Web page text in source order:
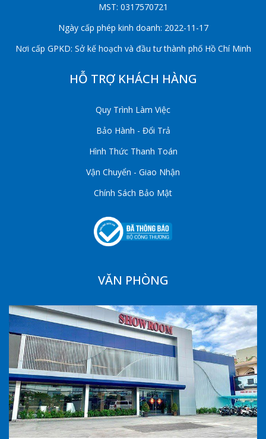
MST: 0317570721
Ngày cấp phép kinh doanh: 2022-11-17
Nơi cấp GPKD: Sở kế hoạch và đầu tư thành phố Hồ Chí Minh
HỖ TRỢ KHÁCH HÀNG
Quy Trình Làm Việc
Bảo Hành - Đổi Trả
Hình Thức Thanh Toán
Vận Chuyển - Giao Nhận
Chính Sách Bảo Mật
VĂN PHÒNG